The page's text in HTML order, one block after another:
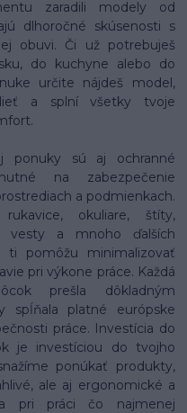
zaradili modely od
dlhoročné skúsenosti s
obuvi. Či už potrebuješ
do kuchyne alebo do
určite nájdeš model,
a splní všetky tvoje
ponuky sú aj ochranné
na zabezpečenie
a podmienkach.
okuliare, štíty,
vesty a mnoho ďalších
ti pomôžu minimalizovať
pri výkone práce. Každá
prešla dôkladným
spĺňala platné európske
práce. Investícia do
je investíciou do tvojho
ponúkať produkty,
ale aj ergonomické a
pri práci čo najmenej